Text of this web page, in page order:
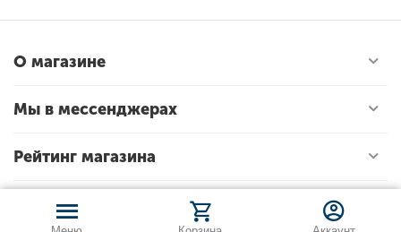
О магазине
Мы в мессенджерах
Рейтинг магазина